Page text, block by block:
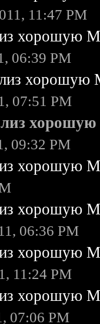
11:47 PM
хорошую
06:39 PM
хорошую
07:51 PM
09:32 PM
хорошую
хорошую
06:36 PM
хорошую
11:24 PM
хорошую
07:06 PM